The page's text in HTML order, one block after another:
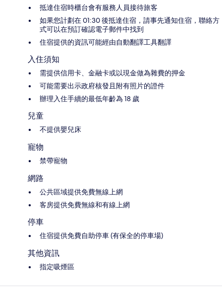
抵達住宿時櫃台會有服務人員接待旅客
如果您計劃在 01:30 後抵達住宿，請事先通知住宿，聯絡方
式可以在預訂確認電子郵件中找到
住宿提供的資訊可能經由自動翻譯工具翻譯
入住須知
需提供信用卡、金融卡或以現金做為雜費的押金
可能需要出示政府核發且附有照片的證件
辦理入住手續的最低年齡為 18 歲
兒童
不提供嬰兒床
寵物
禁帶寵物
網路
公共區域提供免費無線上網
客房提供免費無線和有線上網
停車
住宿提供免費自助停車 (有保全的停車場)
其他資訊
指定吸煙區